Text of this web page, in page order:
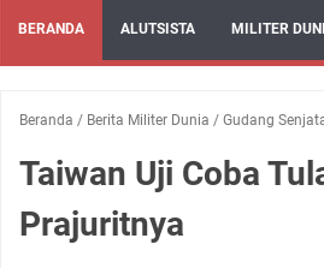
BERANDA ALUTSISTA MILITER
Beranda / Berita Militer Dunia / Gudang
Taiwan Uji Coba
Prajuritnya